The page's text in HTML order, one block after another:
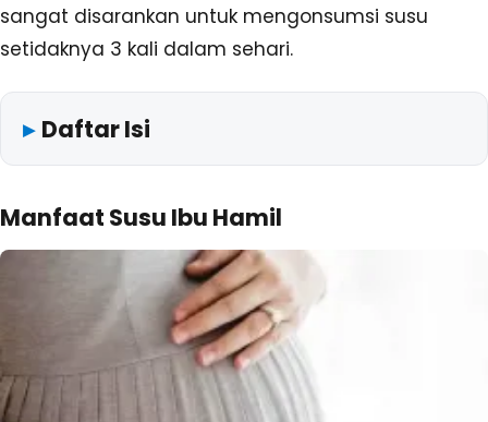
sangat disarankan untuk mengonsumsi susu
setidaknya 3 kali dalam sehari.
Daftar Isi
Manfaat Susu Ibu Hamil